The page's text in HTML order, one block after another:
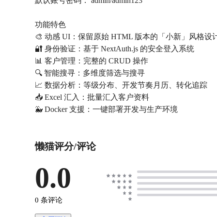
功能特色
🎨 动感 UI：保留原始 HTML 版本的「小新」风格设
🔐 身份验证：基于 NextAuth.js 的安全登入系统
📊 客户管理：完整的 CRUD 操作
🔍 智能搜寻：多维度筛选与搜寻
📈 数据分析：等级分布、开发节奏月历、转化追踪
📥 Excel 汇入：批量汇入客户资料
🐳 Docker 支援：一键部署开发与生产环境
懒猫评分/评论
0.0
0 条评论